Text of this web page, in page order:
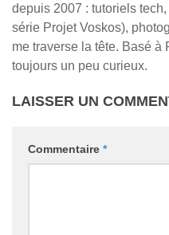
depuis 2007 : tutoriels
série Projet Voskos),
me traverse la tête. Basé à
toujours un peu curieux.
LAISSER UN
Commentaire *